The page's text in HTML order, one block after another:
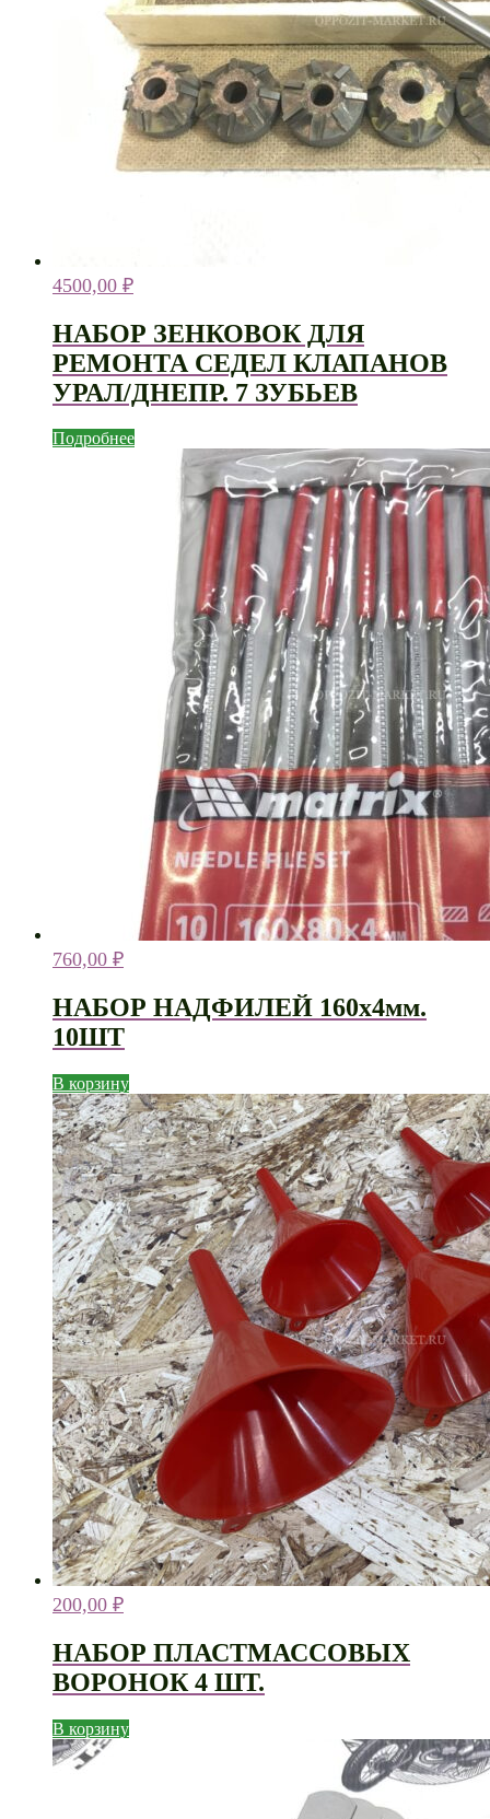
4500,00 ₽
НАБОР ЗЕНКОВОК ДЛЯ
РЕМОНТА СЕДЕЛ КЛАПАНОВ
УРАЛ/ДНЕПР. 7 ЗУБЬЕВ
Подробнее
760,00 ₽
НАБОР НАДФИЛЕЙ 160х4мм.
10ШТ
В корзину
200,00 ₽
НАБОР ПЛАСТМАССОВЫХ
ВОРОНОК 4 ШТ.
В корзину